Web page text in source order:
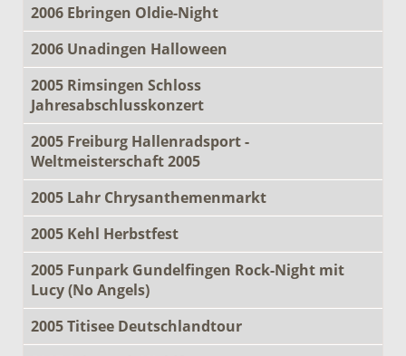
2006 Ebringen Oldie-Night
2006 Unadingen Halloween
2005 Rimsingen Schloss
Jahresabschlusskonzert
2005 Freiburg Hallenradsport -
Weltmeisterschaft 2005
2005 Lahr Chrysanthemenmarkt
2005 Kehl Herbstfest
2005 Funpark Gundelfingen Rock-Night mit
Lucy (No Angels)
2005 Titisee Deutschlandtour